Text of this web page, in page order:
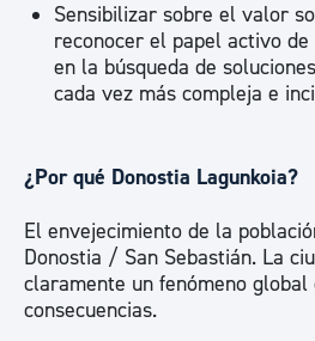
Sensibilizar sobre el valor
reconocer el papel activo
en la búsqueda de
cada vez más compleja e
¿Por qué Donostia Lagunkoia?
El envejecimiento de la
Donostia / San Sebastián. La
claramente un fenómeno
consecuencias.